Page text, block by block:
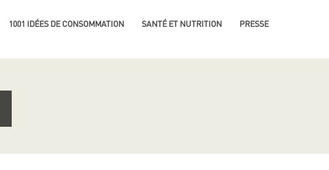
1001 IDÉES DE CONSOMMATION SANTÉ ET NUTRITION PRESSE